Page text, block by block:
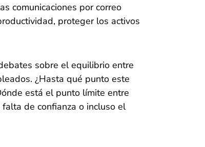
comunicaciones por correo
proteger los activos
sobre el equilibrio entre
¿Hasta qué punto este
está el punto límite entre
de confianza o incluso el